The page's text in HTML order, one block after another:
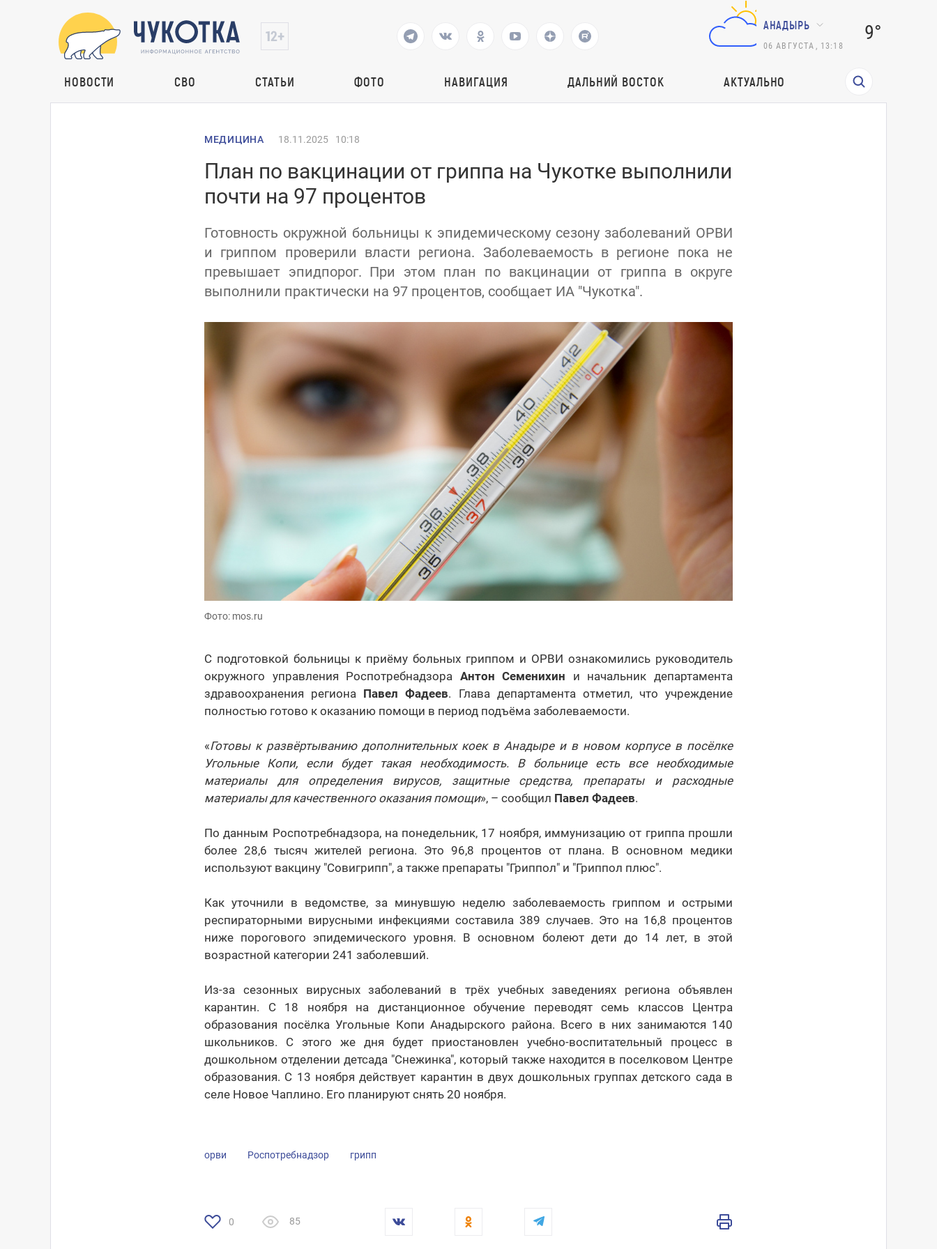
АНАДЫРЬ
06 АВГУСТА 13:18
9°
НОВОСТИ СВО СТАТЬИ ФОТО НАВИГАЦИЯ ДАЛЬНИЙ ВОСТОК АКТУАЛЬНО
МЕДИЦИНА 18.11.2025 10:18
План по вакцинации от гриппа на Чукотке выполнили
почти на 97 процентов
Готовность окружной больницы к эпидемическому сезону заболеваний ОРВИ
и гриппом проверили власти региона. Заболеваемость в регионе пока не
превышает эпидпорог. При этом план по вакцинации от гриппа в округе
выполнили практически на 97 процентов, сообщает ИА "Чукотка".
Фото: mos.ru
С подготовкой больницы к приёму больных гриппом и ОРВИ ознакомились руководитель
окружного управления Роспотребнадзора Антон Семенихин и начальник департамента
здравоохранения региона Павел Фадеев. Глава департамента отметил, что учреждение
полностью готово к оказанию помощи в период подъёма заболеваемости.
«Готовы к развёртыванию дополнительных коек в Анадыре и в новом корпусе в посёлке
Угольные Копи, если будет такая необходимость. В больнице есть все необходимые
материалы для определения вирусов, защитные средства, препараты и расходные
материалы для качественного оказания помощи», – сообщил Павел Фадеев.
По данным Роспотребнадзора, на понедельник, 17 ноября, иммунизацию от гриппа прошли
более 28,6 тысяч жителей региона. Это 96,8 процентов от плана. В основном медики
используют вакцину "Совигрипп", а также препараты "Гриппол" и "Гриппол плюс".
Как уточнили в ведомстве, за минувшую неделю заболеваемость гриппом и острыми
респираторными вирусными инфекциями составила 389 случаев. Это на 16,8 процентов
ниже порогового эпидемического уровня. В основном болеют дети до 14 лет, в этой
возрастной категории 241 заболевший.
Из-за сезонных вирусных заболеваний в трёх учебных заведениях региона объявлен
карантин. С 18 ноября на дистанционное обучение переводят семь классов Центра
образования посёлка Угольные Копи Анадырского района. Всего в них занимаются 140
школьников. С этого же дня будет приостановлен учебно-воспитательный процесс в
дошкольном отделении детсада "Снежинка", который также находится в поселковом Центре
образования. С 13 ноября действует карантин в двух дошкольных группах детского сада в
селе Новое Чаплино. Его планируют снять 20 ноября.
орви Роспотребнадзор грипп
0 85